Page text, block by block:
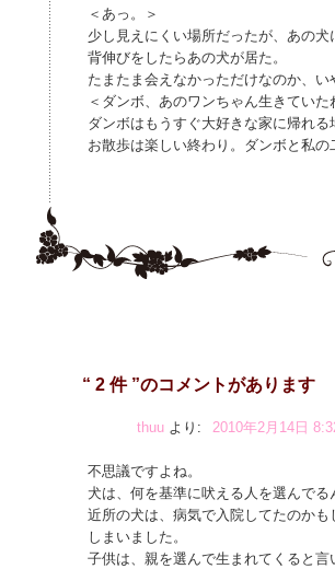
＜あっ。＞
少し見えにくい場所だったが、あの犬
背伸びをしたらあの犬が居た。
たまたま会えなかっただけなのか、
＜ダンボ、あのワンちゃん生きていた
ダンボはもうすぐ大好きな家に帰れ
お散歩は楽しい終わり。ダンボと私
“ 2 件 ”のコメントがあります
thuu より: 2010年2月14日
不思議ですよね。
犬は、何を基準に吠える人を選んで
近所の犬は、病気で入院してたのか
しまいました。
子供は、親を選んで生まれてくると